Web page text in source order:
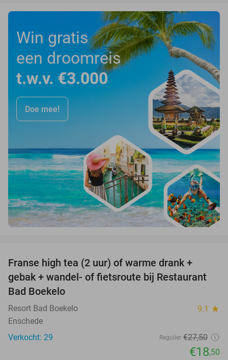
Win gratis
een droomreis
t.w.v. €3.000
Doe mee!
Franse high tea (2 uur) of warme drank +
gebak + wandel- of fietsroute bij Restaurant
Bad Boekelo
Resort Bad Boekelo 9.1 star
Enschede
Verkocht: 29
Regulier €27,50
€18,50